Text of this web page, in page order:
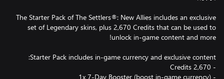
The Starter Pack of The Settlers®: New Allies includes an exclusive
set of Legendary skins, plus 2,670 Credits that can be used to